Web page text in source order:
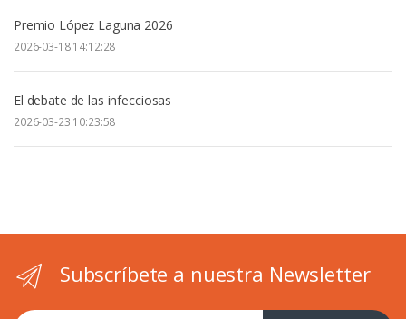
Premio López Laguna 2026
2026-03-18 14:12:28
El debate de las infecciosas
2026-03-23 10:23:58
Subscríbete a nuestra Newsletter